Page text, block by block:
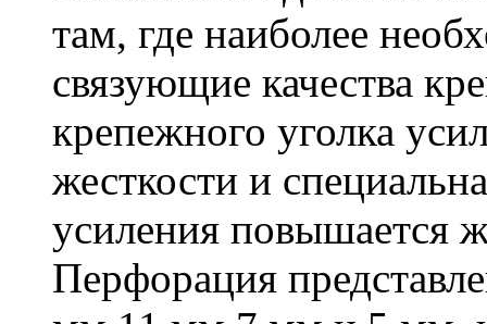
там, где наиболее
связующие качества
крепежного уголка
жесткости и
усиления повышается
Перфорация